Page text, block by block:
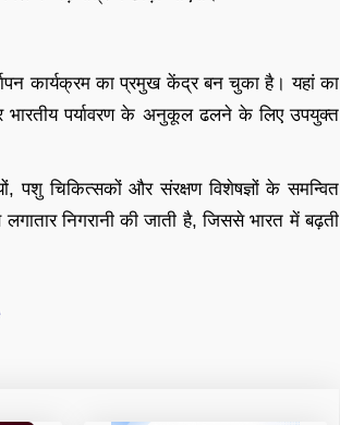
कार्यक्रम का प्रमुख केंद्र बन चुका है। यहां का
भारतीय पर्यावरण के अनुकूल ढलने के लिए उपयुक्त
पशु चिकित्सकों और संरक्षण विशेषज्ञों के समन्वित
निगरानी की जाती है, जिससे भारत में बढ़ती